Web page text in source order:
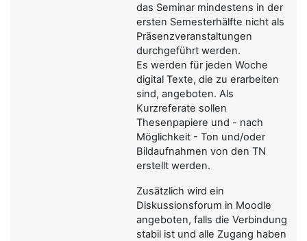
das Seminar mindestens in der
ersten Semesterhälfte nicht als
Präsenzveranstaltungen
durchgeführt werden.
Es werden für jeden Woche
digital Texte, die zu erarbeiten
sind, angeboten. Als
Kurzreferate sollen
Thesenpapiere und - nach
Möglichkeit - Ton und/oder
Bildaufnahmen von den TN
erstellt werden.
Zusätzlich wird ein
Diskussionsforum in Moodle
angeboten, falls die Verbindung
stabil ist und alle Zugang haben